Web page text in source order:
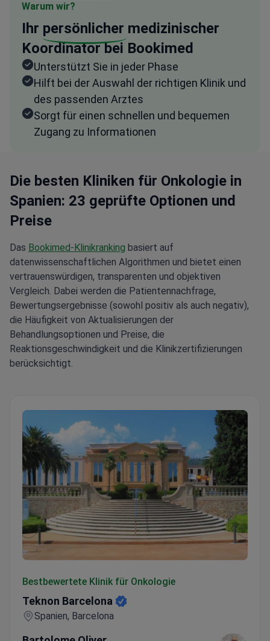
Warum wir?
Ihr persönlicher medizinischer
Koordinator bei Bookimed
Unterstützt Sie in jeder Phase
Hilft bei der Auswahl der richtigen Klinik und
des passenden Arztes
Sorgt für einen schnellen und bequemen
Zugang zu Informationen
Die besten Kliniken für Onkologie in
Spanien: 23 geprüfte Optionen und
Preise
Das Bookimed-Klinikranking basiert auf
datenwissenschaftlichen Algorithmen und bietet einen
vertrauenswürdigen, transparenten und objektiven
Vergleich. Dabei werden die Patientennachfrage,
Bewertungsergebnisse (sowohl positiv als auch negativ),
die Häufigkeit von Aktualisierungen der
Behandlungsoptionen und Preise, die
Reaktionsgeschwindigkeit und die Klinikzertifizierungen
berücksichtigt.
Bestbewertete Klinik für Onkologie
Teknon Barcelona
Spanien, Barcelona